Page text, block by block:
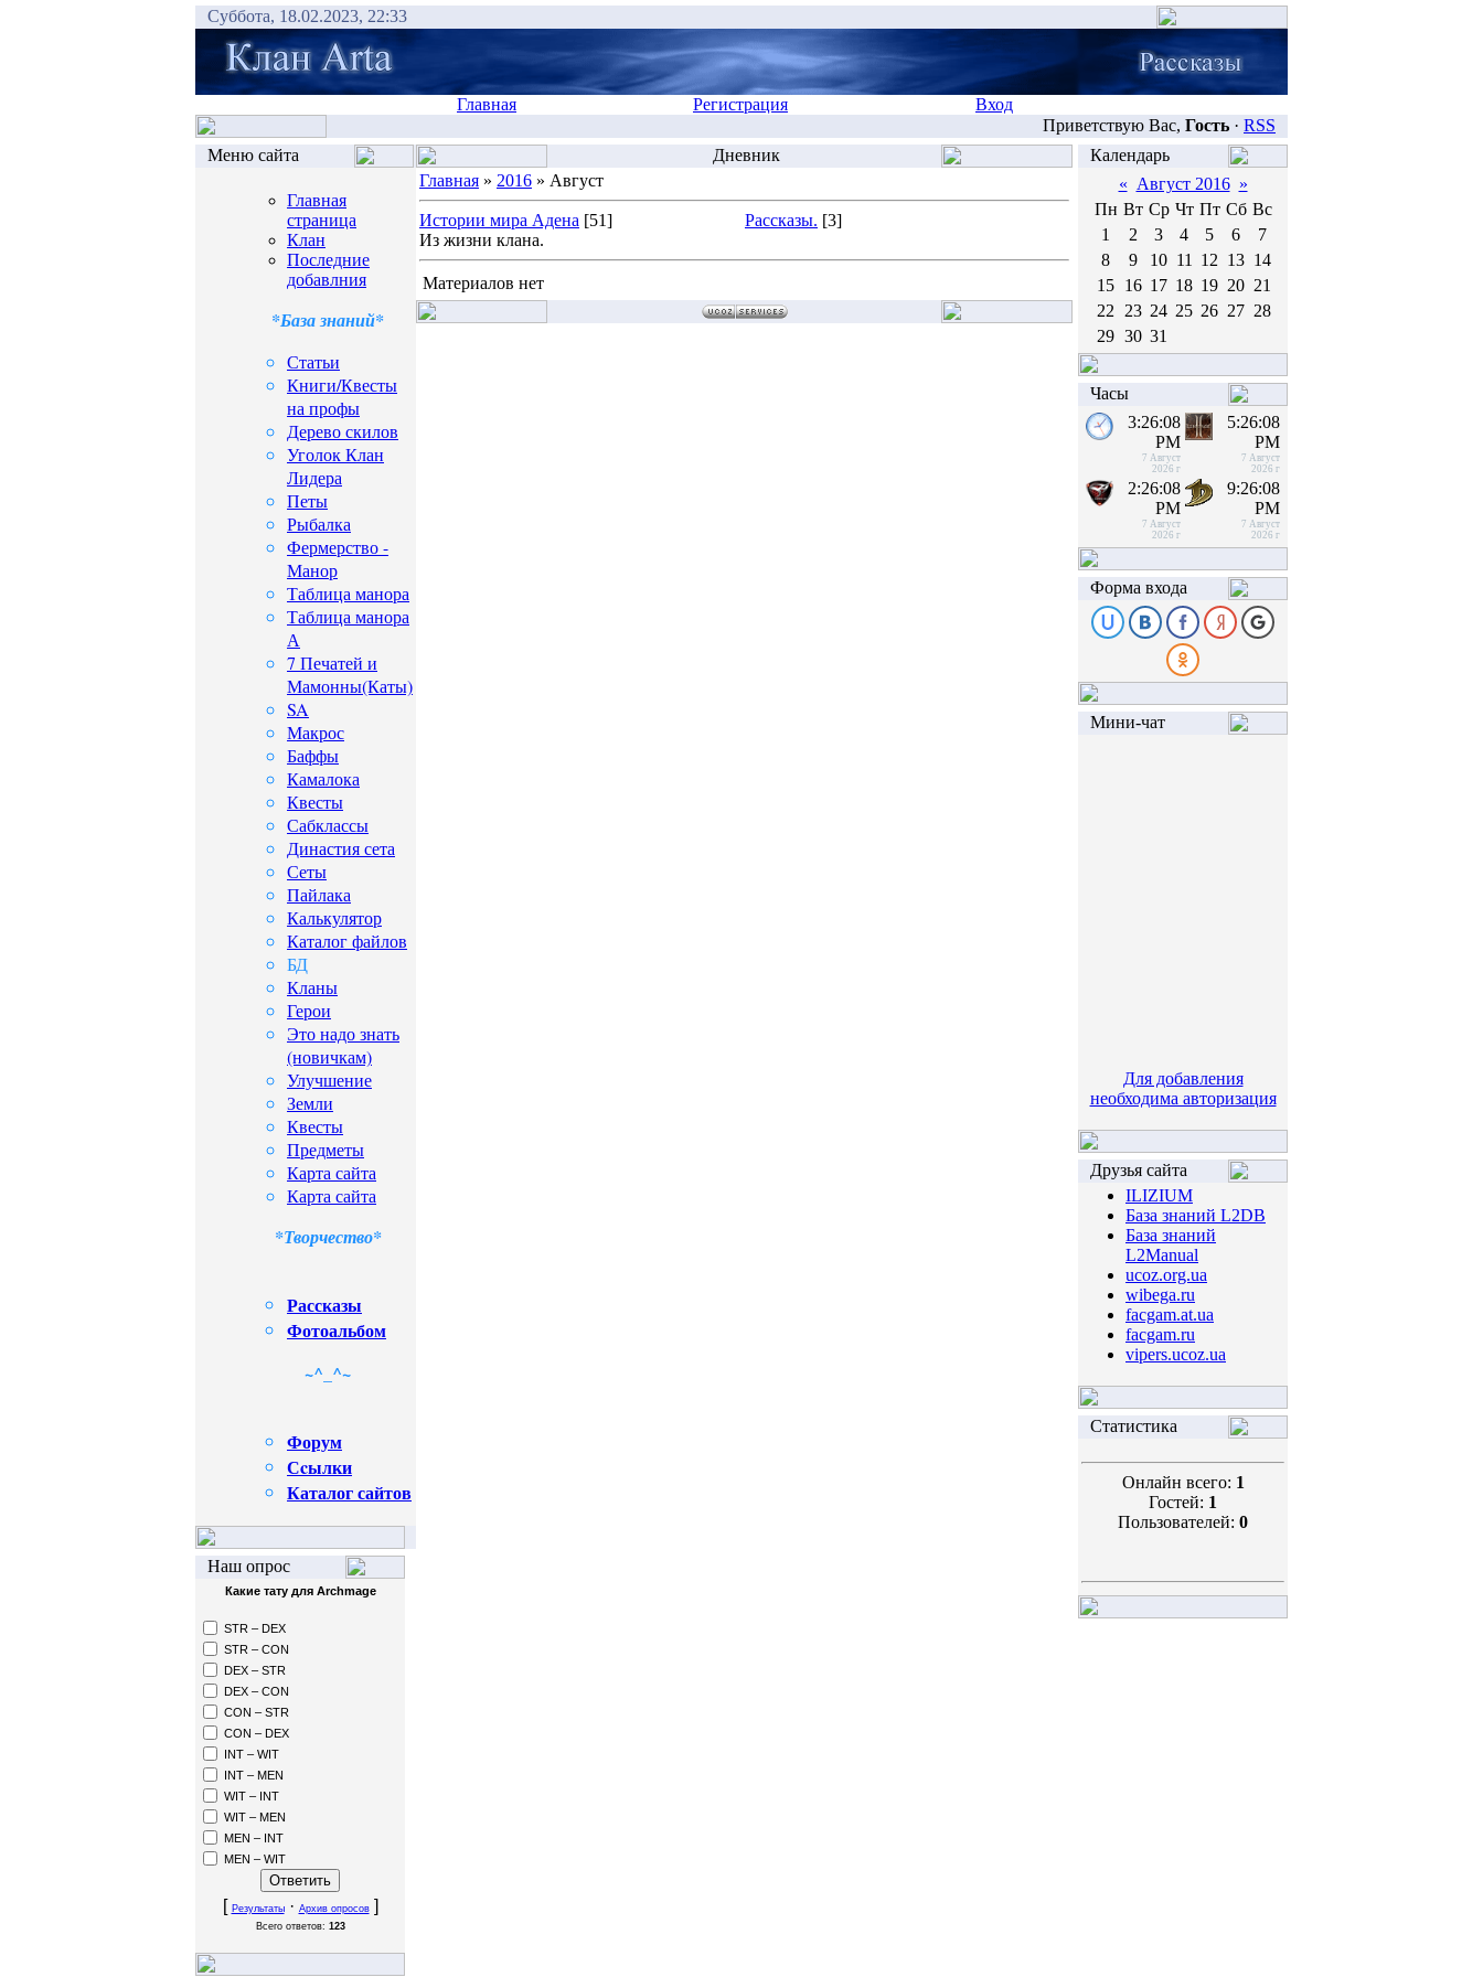
Суббота, 18.02.2023, 22:33
Главная Регистрация
Вход
Приветствую Вас, Гость · RSS
Меню сайта
Главная
страница
Клан
Последние
добавлния
*База знаний*
Статьи
Книги/Квесты
на профы
Дерево скилов
Уголок Клан
Лидера
Петы
Рыбалка
Фермерство -
Манор
Таблица манора
Таблица манора
А
7 Печатей и
Мамонны(Каты)
SA
Макрос
Баффы
Камалока
Квесты
Сабклассы
Династия сета
Сеты
Пайлака
Калькулятор
Каталог файлов
БД
Кланы
Герои
Это надо знать
(новичкам)
Улучшение
Земли
Квесты
Предметы
Карта сайта
Карта сайта
*Творчество*
Рассказы
Фотоальбом
~^_^~
Форум
Сcылки
Каталог сайтов
Наш опрос
Какие тату для Archmage
STR – DEX
STR – CON
DEX – STR
DEX – CON
CON – STR
CON – DEX
INT – WIT
INT – MEN
WIT – INT
WIT – MEN
MEN – INT
MEN – WIT
[ Результаты· Архив опросов]
Всего ответов: 123
Дневник
Главная » 2016 » Август
Истории мира Адена [51]
Из жизни клана.
Рассказы. [3]
Материалов нет
Календарь
« Август 2016 »
Пн Вт Ср Чт Пт Сб Вс
1
2 3 4 5 6
7
8
9 10 11 12 13 14
15 16 17 18 19 20 21
22
23 24 25 26 27 28
29 30 31
Часы
3:26:08
PM
7 Август
2026 г
5:26:08
PM
7 Август
2026 г
2:26:08
PM
7 Август
2026 г
9:26:08
PM
7 Август
2026 г
Форма входа
Мини-чат
Для добавления
необходима авторизация
Друзья сайта
ILIZIUM
База знаний L2DB
База знаний
L2Manual
ucoz.org.ua
wibega.ru
facgam.at.ua
facgam.ru
vipers.ucoz.ua
Статистика
Онлайн всего: 1
Гостей: 1
Пользователей: 0